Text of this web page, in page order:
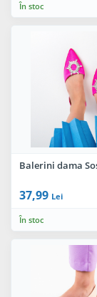
În stoc
Balerini dama
37,99 Lei
În stoc